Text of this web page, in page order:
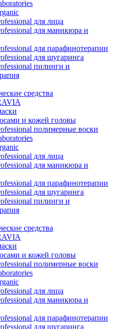
для лица
для маникюра и
для парафинотерапии
для шугаринга
пилинги и
средства
и кожей головы
полимерные воски
для лица
для маникюра и
для парафинотерапии
для шугаринга
пилинги и
средства
и кожей головы
полимерные воски
для лица
для маникюра и
для парафинотерапии
для шугаринга